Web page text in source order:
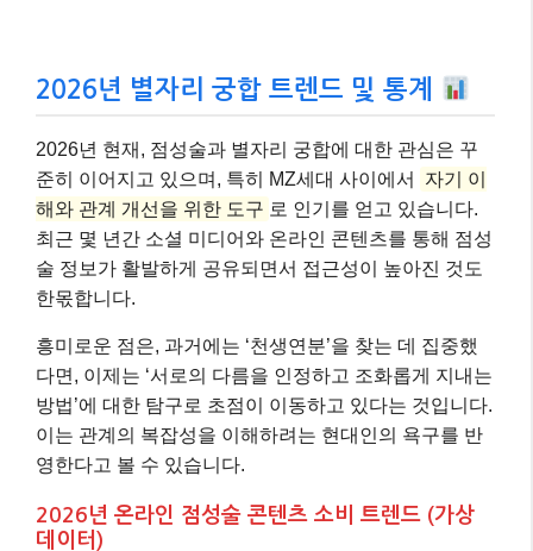
2026년 별자리 궁합 트렌드 및 통계
2026년 현재, 점성술과 별자리 궁합에 대한 관심은 꾸
준히 이어지고 있으며, 특히 MZ세대 사이에서
자기 이
해와 관계 개선을 위한 도구 로 인기를 얻고 있습니다.
최근 몇 년간 소셜 미디어와 온라인 콘텐츠를 통해 점성
술 정보가 활발하게 공유되면서 접근성이 높아진 것도
한몫합니다.
흥미로운 점은, 과거에는 ‘천생연분’을 찾는 데 집중했
다면, 이제는 ‘서로의 다름을 인정하고 조화롭게 지내는
방법’에 대한 탐구로 초점이 이동하고 있다는 것입니다.
이는 관계의 복잡성을 이해하려는 현대인의 욕구를 반
영한다고 볼 수 있습니다.
2026년 온라인 점성술 콘텐츠 소비 트렌드 (가상
데이터)